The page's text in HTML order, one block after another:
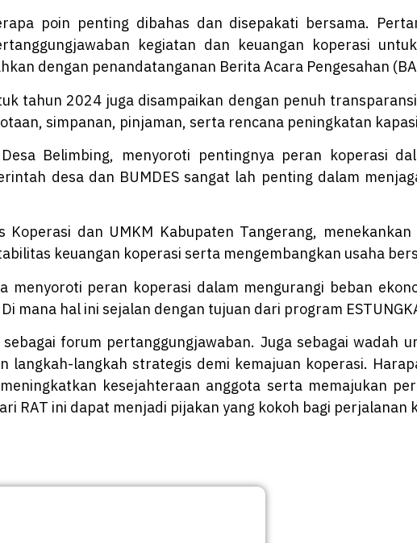
poin penting dibahas dan disepakati bersama.
kegiatan dan keuangan koperasi
dengan penandatanganan Berita Acara Pengesahan
tahun 2024 juga disampaikan dengan penuh
simpanan, pinjaman, serta rencana peningkatan
Belimbing, menyoroti pentingnya peran koperasi
desa dan BUMDES sangat lah penting dalam
Koperasi dan UMKM Kabupaten Tangerang,
keuangan koperasi serta mengembangkan usaha
menyoroti peran koperasi dalam mengurangi beban
mana hal ini sejalan dengan tujuan dari program
forum pertanggungjawaban. Juga sebagai wadah
langkah-langkah strategis demi kemajuan koperasi.
kesejahteraan anggota serta memajukan
RAT ini dapat menjadi pijakan yang kokoh bagi perjalanan